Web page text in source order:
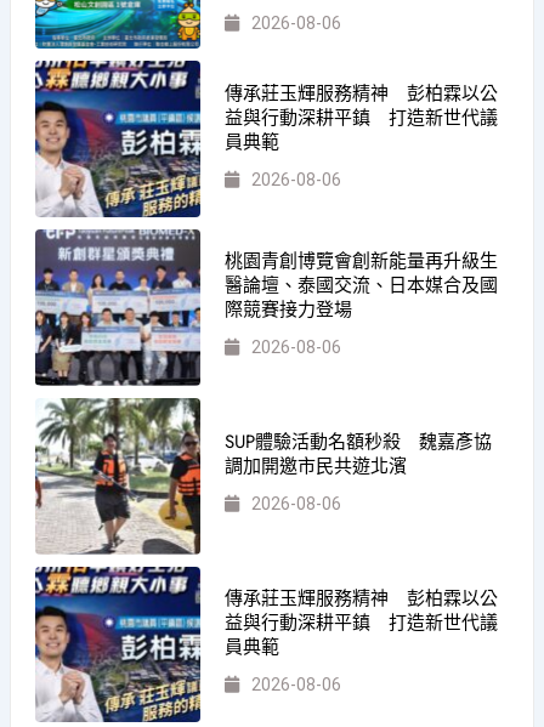
2026-08-06
傳承莊玉輝服務精神 彭柏霖以公
益與行動深耕平鎮 打造新世代議
員典範
2026-08-06
桃園青創博覽會創新能量再升級生
醫論壇、泰國交流、日本媒合及國
際競賽接力登場
2026-08-06
SUP體驗活動名額秒殺 魏嘉彥協
調加開邀市民共遊北濱
2026-08-06
傳承莊玉輝服務精神 彭柏霖以公
益與行動深耕平鎮 打造新世代議
員典範
2026-08-06